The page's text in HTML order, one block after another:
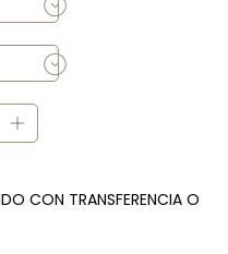
CON TRANSFERENCIA O